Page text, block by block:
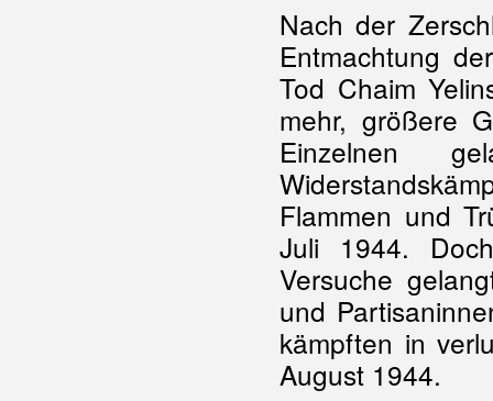
Nach der
Entmachtung
Tod Chaim
mehr, größere
Einzelnen
Flammen und
Juli 1944.
Versuche
und
kämpften in
August 1944.